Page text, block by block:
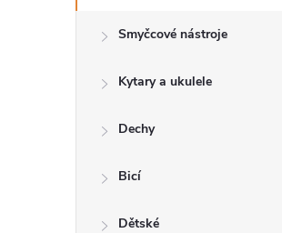
Smyčcové nástroje
Kytary a ukulele
Dechy
Bicí
Dětské